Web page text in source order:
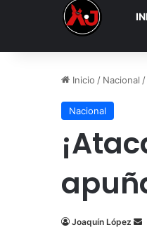
Inicio / Nacional /
Nacional
Joaquín López